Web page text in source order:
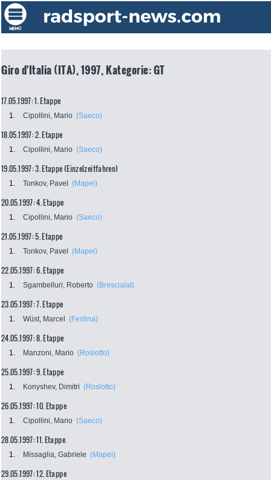
Giro d'Italia (ITA), 1997, Kategorie: GT
17.05.1997: 1. Etappe
1. Cipollini, Mario (Saeco)
18.05.1997: 2. Etappe
1. Cipollini, Mario (Saeco)
19.05.1997: 3. Etappe (Einzelzeitfahren)
1. Tonkov, Pavel (Mapei)
20.05.1997: 4. Etappe
1. Cipollini, Mario (Saeco)
21.05.1997: 5. Etappe
1. Tonkov, Pavel (Mapei)
22.05.1997: 6. Etappe
1. Sgambelluri, Roberto (Brescialat)
23.05.1997: 7. Etappe
1. Wüst, Marcel (Festina)
24.05.1997: 8. Etappe
1. Manzoni, Mario (Roslotto)
25.05.1997: 9. Etappe
1. Konyshev, Dimitri (Roslotto)
26.05.1997: 10. Etappe
1. Cipollini, Mario (Saeco)
28.05.1997: 11. Etappe
1. Missaglia, Gabriele (Mapei)
29.05.1997: 12. Etappe